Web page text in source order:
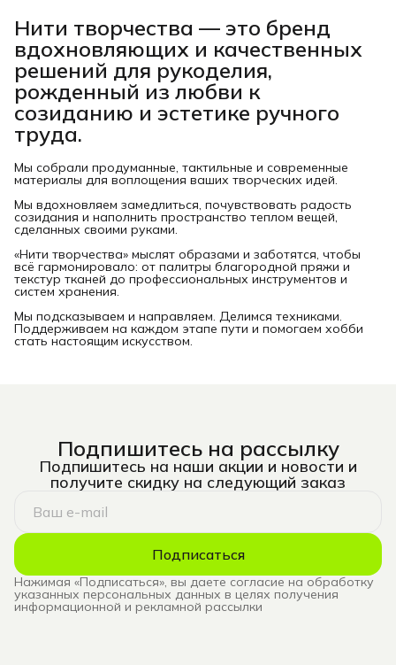
Нити творчества — это бренд
вдохновляющих и качественных
решений для рукоделия,
рожденный из любви к
созиданию и эстетике ручного
труда.
Мы собрали продуманные, тактильные и современные
материалы для воплощения ваших творческих идей.
Мы вдохновляем замедлиться, почувствовать радость
созидания и наполнить пространство теплом вещей,
сделанных своими руками.
«Нити творчества» мыслят образами и заботятся, чтобы
всё гармонировало: от палитры благородной пряжи и
текстур тканей до профессиональных инструментов и
систем хранения.
Мы подсказываем и направляем. Делимся техниками.
Поддерживаем на каждом этапе пути и помогаем хобби
стать настоящим искусством.
Подпишитесь на рассылку
Подпишитесь на наши акции и новости и
получите скидку на следующий заказ
Подписаться
Нажимая «Подписаться», вы даете согласие на обработку
указанных персональных данных в целях получения
информационной и рекламной рассылки